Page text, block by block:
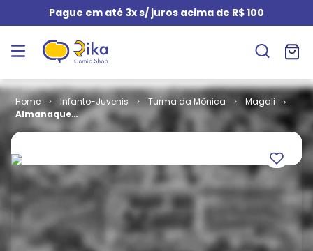
Pague em até 3x s/ juros acima de R$ 100
Infanto-Juvenis Turma da Mônica
Magali
Almanaque
da Magali #